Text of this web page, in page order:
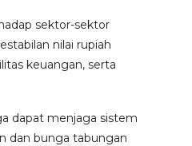
sektor-sektor
nilai rupiah
keuangan, serta
dapat menjaga sistem
dan bunga tabungan